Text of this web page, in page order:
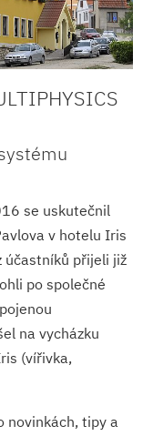
se uskutečnil
v hotelu Iris
účastníků přijeli již
po společné
na vycházku
(vířivka,
novinkách, tipy a